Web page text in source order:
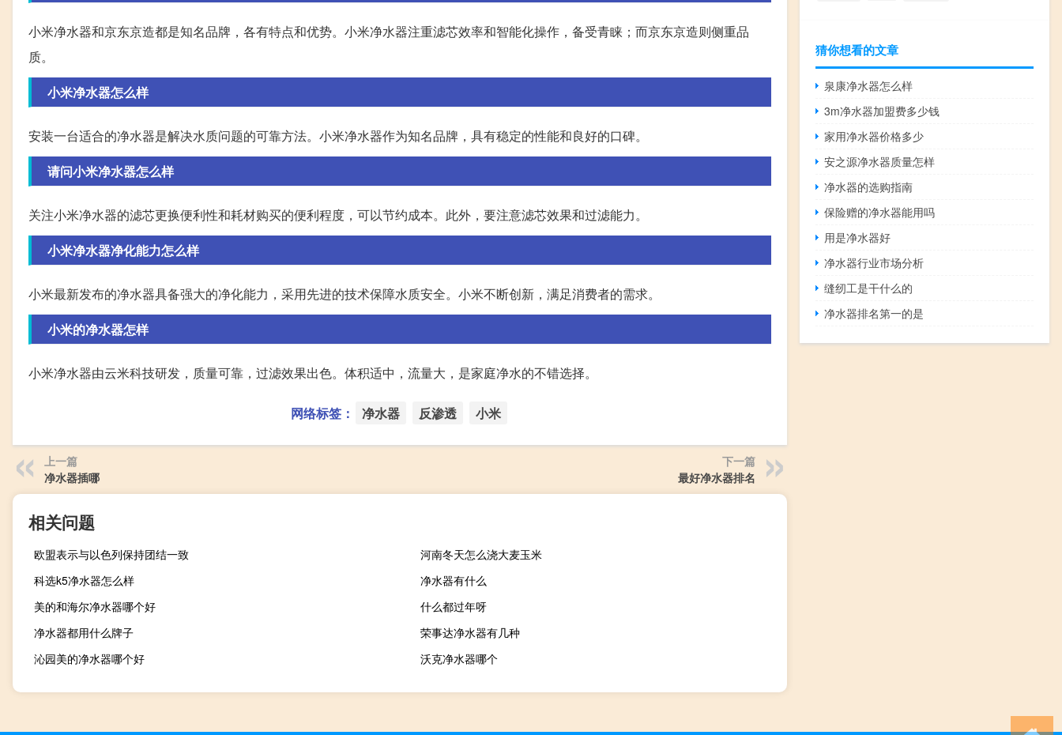
小米净水器和京东京造都是知名品牌，各有特点和优势。小米净水器注重滤芯效率和智能化操作，备受青睐；而京东京造则侧重品
质。
小米净水器怎么样
安装一台适合的净水器是解决水质问题的可靠方法。小米净水器作为知名品牌，具有稳定的性能和良好的口碑。
请问小米净水器怎么样
关注小米净水器的滤芯更换便利性和耗材购买的便利程度，可以节约成本。此外，要注意滤芯效果和过滤能力。
小米净水器净化能力怎么样
小米最新发布的净水器具备强大的净化能力，采用先进的技术保障水质安全。小米不断创新，满足消费者的需求。
小米的净水器怎样
小米净水器由云米科技研发，质量可靠，过滤效果出色。体积适中，流量大，是家庭净水的不错选择。
网络标签： 净水器 反渗透 小米
上一篇
净水器插哪
下一篇
最好净水器排名
相关问题
欧盟表示与以色列保持团结一致
河南冬天怎么浇大麦玉米
科选k5净水器怎么样
净水器有什么
美的和海尔净水器哪个好
什么都过年呀
净水器都用什么牌子
荣事达净水器有几种
沁园美的净水器哪个好
沃克净水器哪个
猜你想看的文章
泉康净水器怎么样
3m净水器加盟费多少钱
家用净水器价格多少
安之源净水器质量怎样
净水器的选购指南
保险赠的净水器能用吗
用是净水器好
净水器行业市场分析
缝纫工是干什么的
净水器排名第一的是